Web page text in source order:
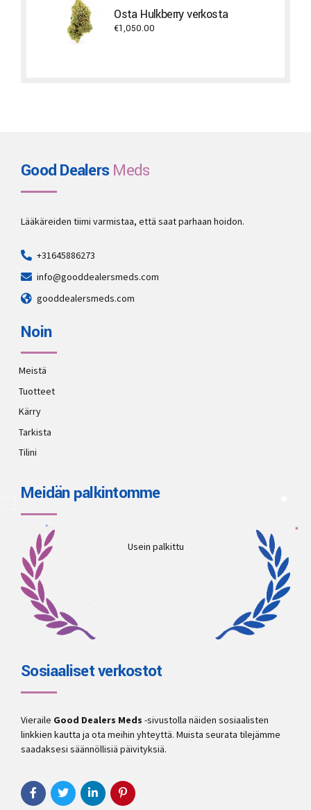
through
€500.00
Osta Hulkberry verkosta
€1,050.00
Good DealersMeds
Lääkäreiden tiimi varmistaa, että saat parhaan hoidon.
+31645886273
info@gooddealersmeds.com
gooddealersmeds.com
Noin
Meistä
Tuotteet
Kärry
Tarkista
Tilini
Meidän palkintomme
Usein palkittu
Sosiaaliset verkostot
Vieraile Good Dealers Meds -sivustolla näiden sosiaalisten
linkkien kautta ja ota meihin yhteyttä. Muista seurata tilejämme
saadaksesi säännöllisiä päivityksiä.